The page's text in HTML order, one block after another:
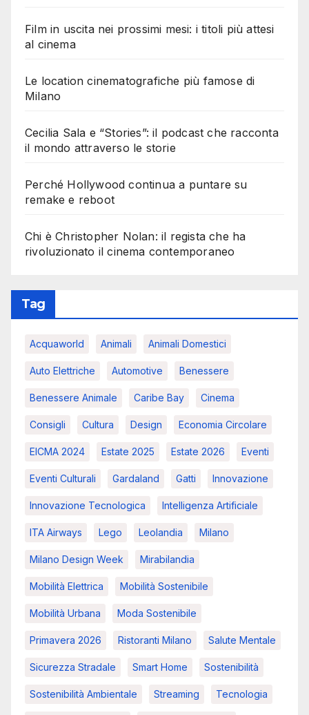
Film in uscita nei prossimi mesi: i titoli più attesi
al cinema
Le location cinematografiche più famose di
Milano
Cecilia Sala e “Stories”: il podcast che racconta
il mondo attraverso le storie
Perché Hollywood continua a puntare su
remake e reboot
Chi è Christopher Nolan: il regista che ha
rivoluzionato il cinema contemporaneo
Tag
Acquaworld Animali Animali Domestici
Auto Elettriche Automotive Benessere
Benessere Animale Caribe Bay Cinema
Consigli Cultura Design Economia Circolare
EICMA 2024 Estate 2025 Estate 2026 Eventi
Eventi Culturali Gardaland Gatti Innovazione
Innovazione Tecnologica Intelligenza Artificiale
ITA Airways Lego Leolandia Milano
Milano Design Week Mirabilandia
Mobilità Elettrica Mobilità Sostenibile
Mobilità Urbana Moda Sostenibile
Primavera 2026 Ristoranti Milano Salute Mentale
Sicurezza Stradale Smart Home Sostenibilità
Sostenibilità Ambientale Streaming Tecnologia